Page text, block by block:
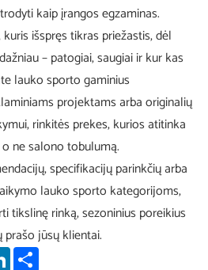
kaip įrangos egzaminas.
išspręs tikras priežastis, dėl
– patogiai, saugiai ir kur kas
lauko sporto gaminius
projektams arba originalių
rinkitės prekes, kurios atitinka
ne salono tobulumą.
specifikacijų parinkčių arba
lauko sporto kategorijoms,
tikslinę rinką, sezoninius poreikius
jūsų klientai.
LinkedIn